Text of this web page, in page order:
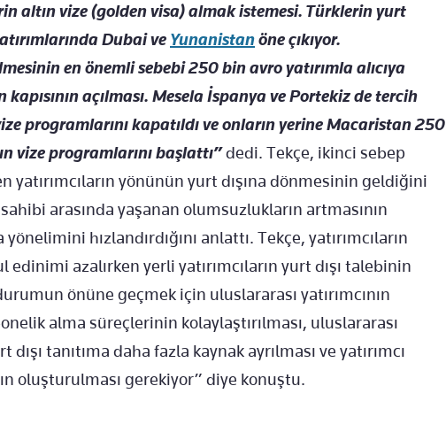
altın vize (golden visa) almak istemesi. Türklerin yurt
Dubai ve Yunanistanöne çıkıyor.
en önemli sebebi 250 bin avro yatırımla alıcıya
açılması. Mesela İspanya ve Portekiz de tercih
programlarını kapatıldı ve onların yerine Macaristan 250
vize programlarını başlattı”dedi. Tekçe, ikinci sebep
yatırımcıların yönünün yurt dışına dönmesinin geldiğini
arasında yaşanan olumsuzlukların artmasının
yönelimini hızlandırdığını anlattı. Tekçe, yatırımcıların
azalırken yerli yatırımcıların yurt dışı talebinin
önüne geçmek için uluslararası yatırımcının
alma süreçlerinin kolaylaştırılması, uluslararası
dışı tanıtıma daha fazla kaynak ayrılması ve yatırımcı
oluşturulması gerekiyor” diye konuştu.